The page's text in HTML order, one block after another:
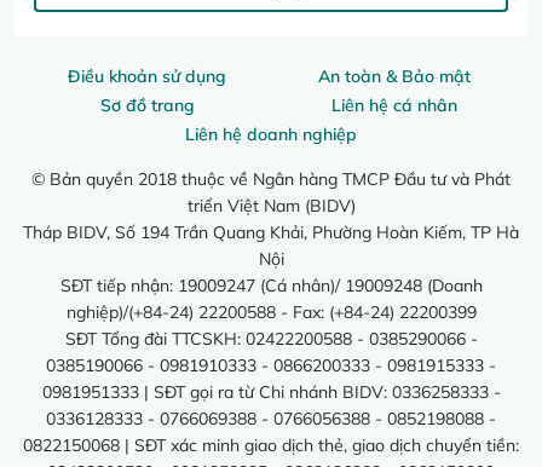
Điều khoản sử dụng
An toàn & Bảo mật
Sơ đồ trang
Liên hệ cá nhân
Liên hệ doanh nghiệp
© Bản quyền 2018 thuộc về Ngân hàng TMCP Đầu tư và Phát
triển Việt Nam (BIDV)
Tháp BIDV, Số 194 Trần Quang Khải, Phường Hoàn Kiếm, TP Hà
Nội
SĐT tiếp nhận: 19009247 (Cá nhân)/ 19009248 (Doanh
nghiệp)/(+84-24) 22200588 - Fax: (+84-24) 22200399
SĐT Tổng đài TTCSKH: 02422200588 - 0385290066 -
0385190066 - 0981910333 - 0866200333 - 0981915333 -
0981951333 | SĐT gọi ra từ Chi nhánh BIDV: 0336258333 -
0336128333 - 0766069388 - 0766056388 - 0852198088 -
0822150068 | SĐT xác minh giao dịch thẻ, giao dịch chuyển tiền: